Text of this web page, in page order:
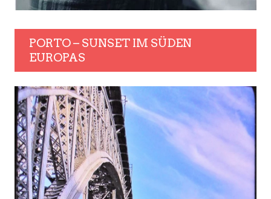
PORTO – SUNSET IM SÜDEN
EUROPAS